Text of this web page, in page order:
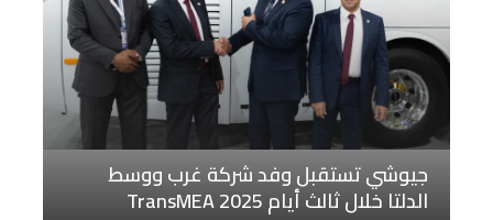
جيوشي تستقبل وفد شركة غرب ووسط
الدلتا خلال ثالث أيام TransMEA 2025